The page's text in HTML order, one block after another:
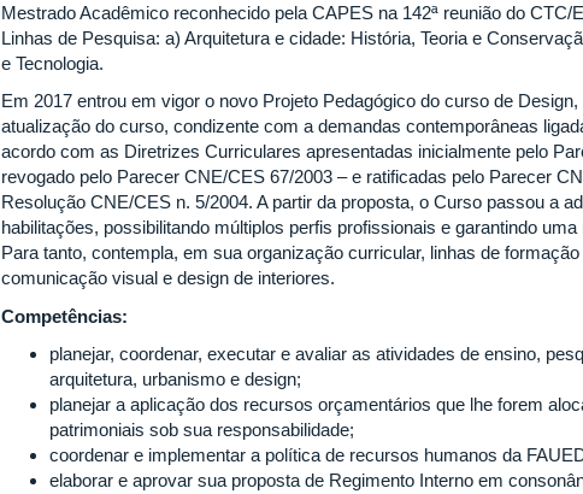
Mestrado Acadêmico reconhecido pela CAPES na 142ª reunião do
Linhas de Pesquisa: a) Arquitetura e cidade: História, Teoria e
e Tecnologia.
Em 2017 entrou em vigor o novo Projeto Pedagógico do curso de
atualização do curso, condizente com a demandas contemporâneas
acordo com as Diretrizes Curriculares apresentadas inicialmente pelo
revogado pelo Parecer CNE/CES 67/2003 – e ratificadas pelo Parecer
Resolução CNE/CES n. 5/2004. A partir da proposta, o Curso passou a
habilitações, possibilitando múltiplos perfis profissionais e garantindo
Para tanto, contempla, em sua organização curricular, linhas de
comunicação visual e design de interiores.
Competências:
planejar, coordenar, executar e avaliar as atividades de ensino,
arquitetura, urbanismo e design;
planejar a aplicação dos recursos orçamentários que lhe forem
patrimoniais sob sua responsabilidade;
coordenar e implementar a política de recursos humanos da
elaborar e aprovar sua proposta de Regimento Interno em